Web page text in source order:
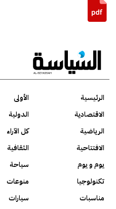
الرئيسية الأولى
الاقتصادية
الدولية
الرياضية
كل الآراء
الافتتاحية
الثقافية
يوم و يوم
سياحة
تكنولوجيا
منوعات
مناسبات
سيارات